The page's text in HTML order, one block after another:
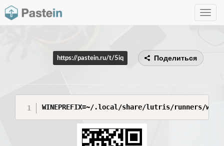
Toggle
https://pastein.ru/t/5iq Поделиться